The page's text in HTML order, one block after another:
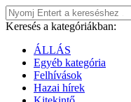
Keresés a kategóriákban:
ÁLLÁS
Egyéb kategória
Felhívások
Hazai hírek